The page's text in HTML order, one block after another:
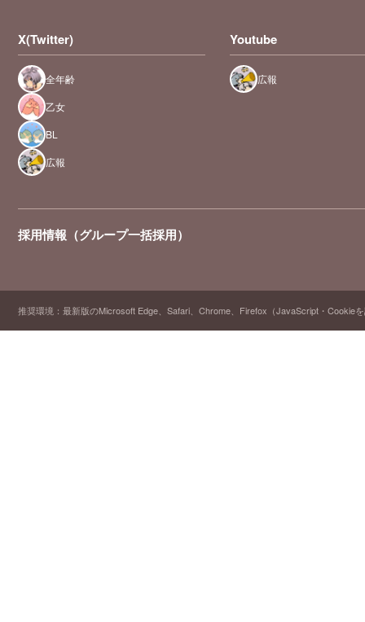
X(Twitter)
全年齢
乙女
BL
広報
Youtube
広報
採用情報（グループ一括採用）
推奨環境：最新版のMicrosoft Edge、Safari、Chrome、Firefox（JavaScript・Cookie